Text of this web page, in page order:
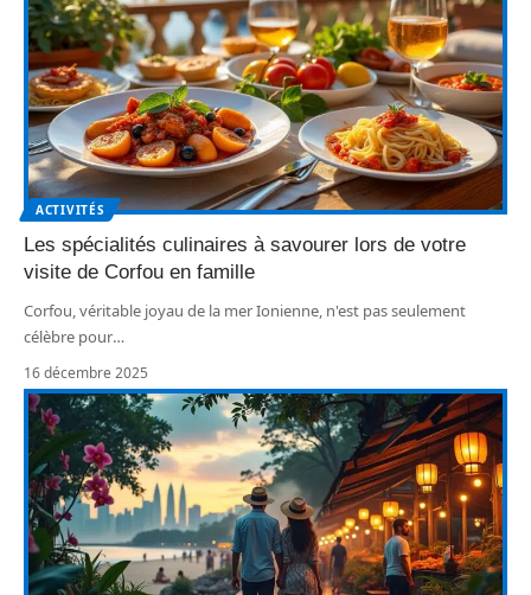
ACTIVITÉS
Les spécialités culinaires à savourer lors de votre
visite de Corfou en famille
Corfou, véritable joyau de la mer Ionienne, n'est pas seulement
célèbre pour…
16 décembre 2025